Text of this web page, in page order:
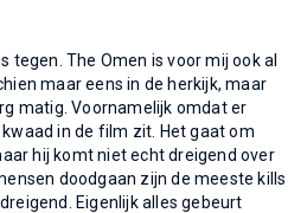
tegen. The Omen is voor mij ook al
maar eens in de herkijk, maar
matig. Voornamelijk omdat er
in de film zit. Het gaat om
hij komt niet echt dreigend over
doodgaan zijn de meeste kills
Eigenlijk alles gebeurt